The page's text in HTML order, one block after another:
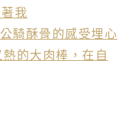
我
騎酥骨的感受埋心
的大肉棒，在自